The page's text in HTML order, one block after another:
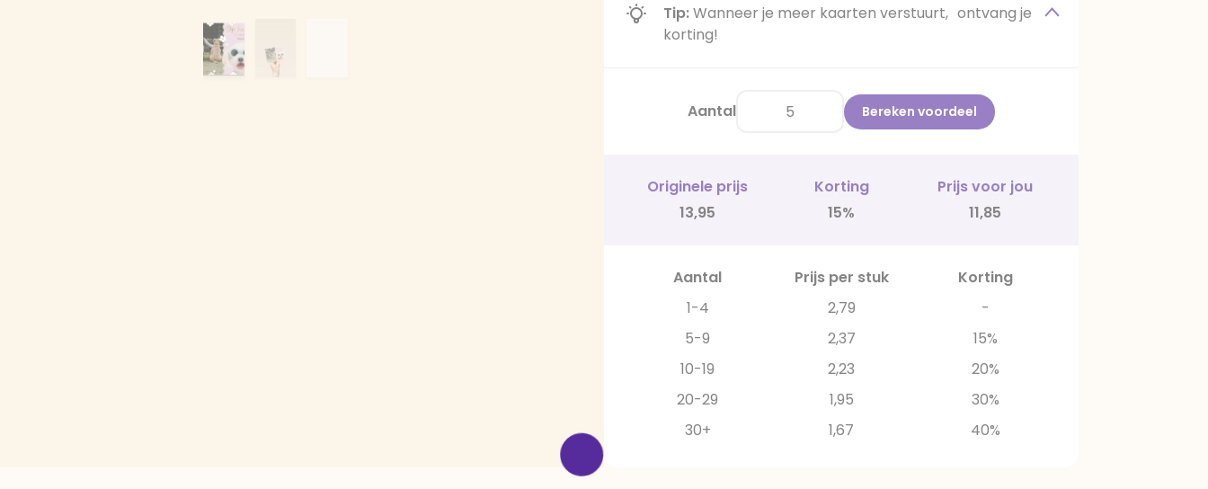
Tip:Wanneer je meer kaarten verstuurt, ontvang je
korting!
Aantal Bereken voordeel
Originele prijs Korting
Prijs voor jou
13,95
15% 11,85
Aantal Prijs per stuk
Korting
1-4
2,79
-
5-9
2,37
15%
10-19
2,23
20%
20-29
1,95
30%
30+
1,67 40%